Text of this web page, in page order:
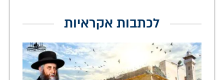
לכתבות אקראיות